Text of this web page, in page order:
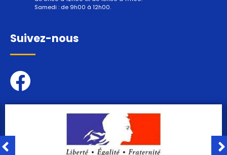
Samedi : de 9h00 à 12h00.
Suivez-nous